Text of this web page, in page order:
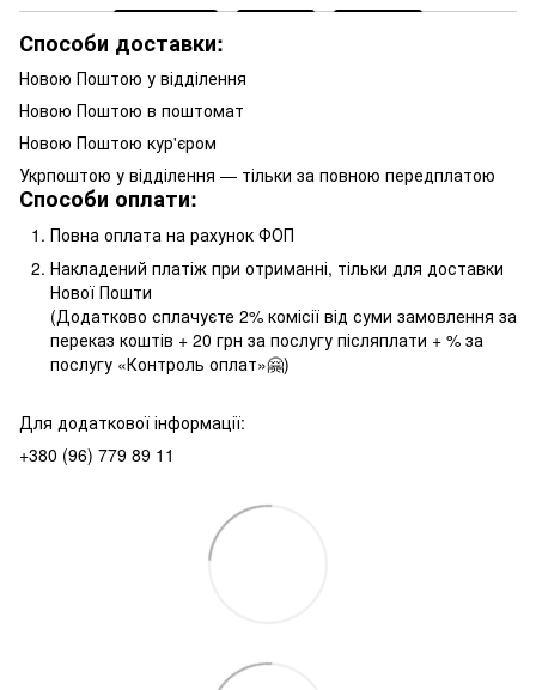
Способи доставки:
Новою Поштою у відділення
Новою Поштою в поштомат
Новою Поштою кур'єром
Укрпоштою у відділення — тільки за повною передплатою
Способи оплати:
Повна оплата на рахунок ФОП
Накладений платіж при отриманні, тільки для доставки
Нової Пошти
(Додатково сплачуєте 2% комісії від суми замовлення за
переказ коштів + 20 грн за послугу післяплати + % за
послугу «Контроль оплат»🤗)
Для додаткової інформації:
+380 (96) 779 89 11